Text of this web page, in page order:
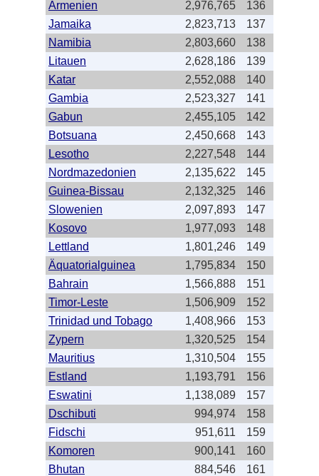
Armenien
2,976,765
136
Jamaika
2,823,713
137
Namibia
2,803,660
138
Litauen
2,628,186
139
Katar
2,552,088
140
Gambia
2,523,327
141
Gabun
2,455,105
142
Botsuana
2,450,668
143
Lesotho
2,227,548
144
Nordmazedonien
2,135,622
145
Guinea-Bissau
2,132,325
146
Slowenien
2,097,893
147
Kosovo
1,977,093
148
Lettland
1,801,246
149
Äquatorialguinea
1,795,834
150
Bahrain
1,566,888
151
Timor-Leste
1,506,909
152
Trinidad und Tobago
1,408,966
153
Zypern
1,320,525
154
Mauritius
1,310,504
155
Estland
1,193,791
156
Eswatini
1,138,089
157
Dschibuti
994,974
158
Fidschi
951,611
159
Komoren
900,141
160
Bhutan
884,546
161